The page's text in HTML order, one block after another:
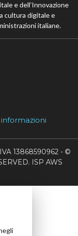
e dell’Innovazione
cultura digitale e
italiane.
13868590962 - ©
ISP AWS